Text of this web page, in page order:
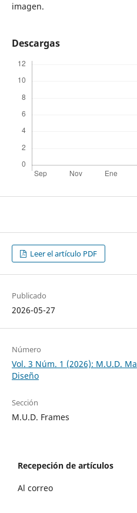
imagen.
Descargas
Leer el artículo PDF
Publicado
2026-05-27
Número
Vol. 3 Núm. 1 (2026): M.U.D.
Diseño
Sección
M.U.D. Frames
Recepeción de artículos
Al correo